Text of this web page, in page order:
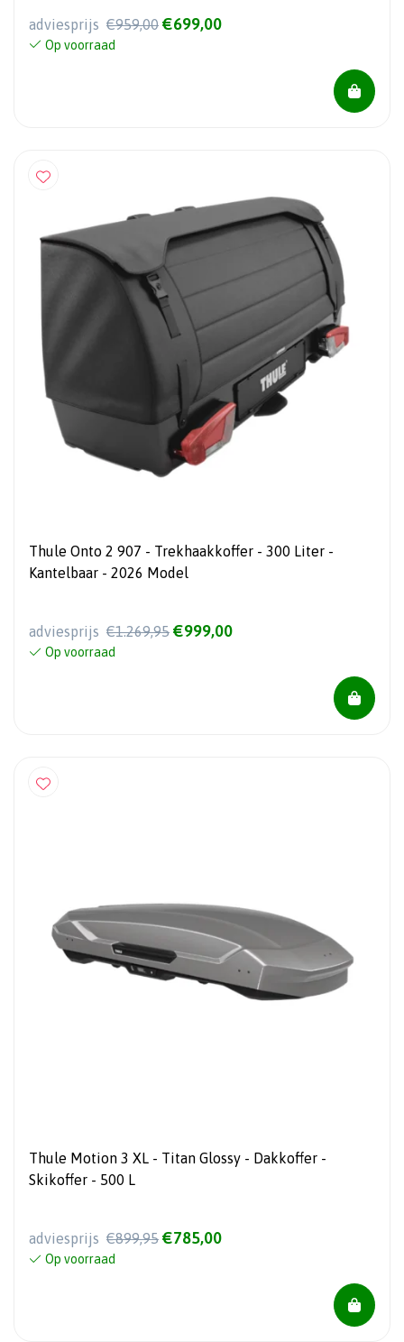
adviesprijs €959,00 €699,00
Op voorraad
Thule Onto 2 907 - Trekhaakkoffer - 300 Liter -
Kantelbaar - 2026 Model
adviesprijs €1.269,95 €999,00
Op voorraad
Thule Motion 3 XL - Titan Glossy - Dakkoffer -
Skikoffer - 500 L
adviesprijs €899,95 €785,00
Op voorraad